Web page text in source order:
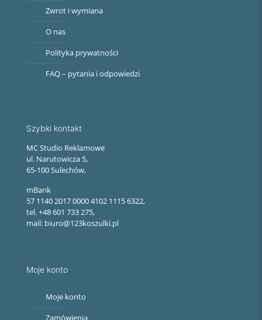
Zwrot i wymiana
O nas
Polityka prywatności
FAQ – pytania i odpowiedzi
Szybki kontakt
MC Studio Reklamowe
ul. Narutowicza 5,
65-100 Sulechów,
mBank
57 1140 2017 0000 4102 1115 6322,
tel. +48 601 733 275,
mail: biuro@123koszulki.pl
Moje konto
Moje konto
Zamówienia